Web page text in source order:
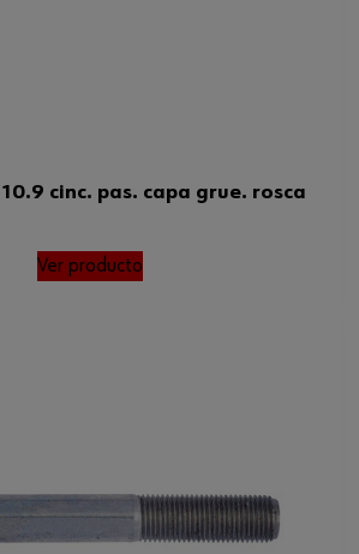
cinc. pas. capa grue. rosca
Ver producto